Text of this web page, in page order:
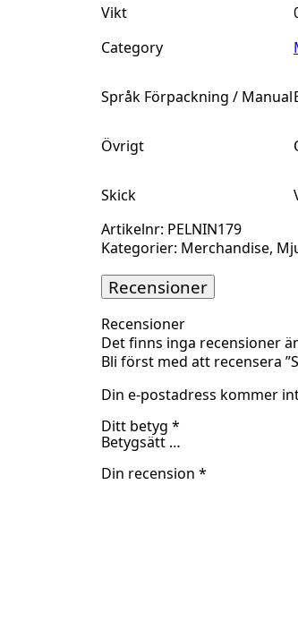
Vikt
Category
Språk Förpackning / Manual
Övrigt
Skick
Artikelnr: PELNIN179
Kategorier: Merchandise,
Recensioner
Recensioner
Det finns inga recensioner
Bli först med att recensera
Din e-postadress kommer
Ditt betyg *
Din recension *